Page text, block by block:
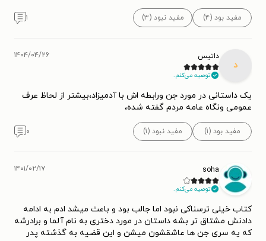
مفید بود (۴) مفید نبود (۳) ۱
د
داتیس
توصیه می‌کنم.
۱۴۰۴/۰۴/۲۶
یک داستانی در مورد جن ورابطه اش با آدمیزاد،بیشتر از لحاظ عرف
عمومی ونگاه عامه مردم گفته شده،
مفید بود (۱) مفید نبود (۱) ۰
soha
توصیه می‌کنم.
۱۴۰۱/۰۲/۱۷
کتاب خیلی ترسناکی نبود اما جالب بود و باعث میشد ادم به ادامه
دادنش مشتاق تر بشه داستان در مورد دختری به نام آلما و برادرشه
که یه سری جن ها عاشقشون میشن و این قضیه به گذشته پدر